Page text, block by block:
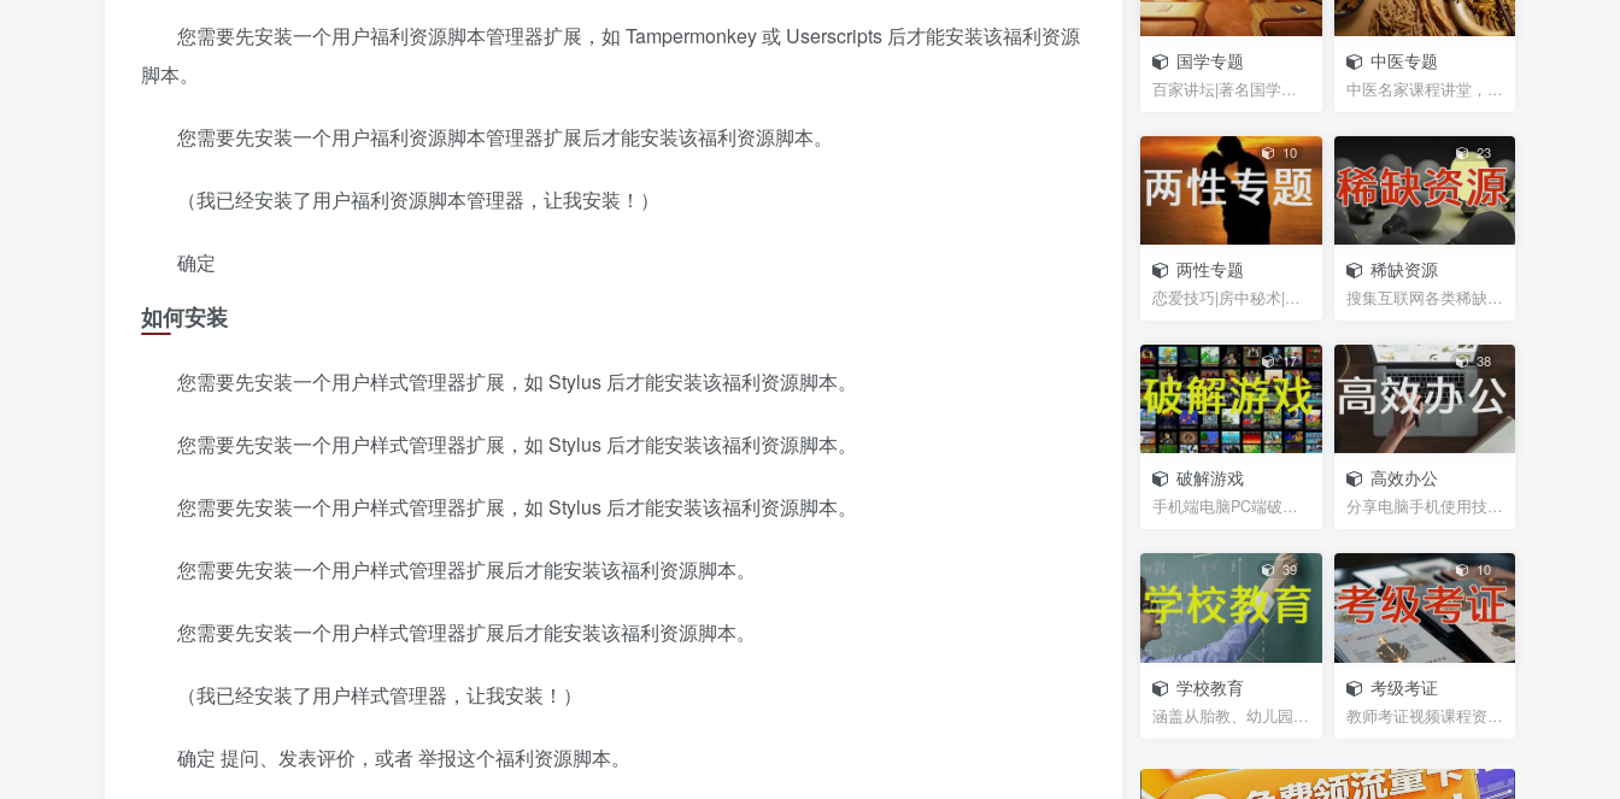
您需要先安装一个用户福利资源脚本管理器扩展，如 Tampermonkey 或 Userscripts 后才能安装该福利资源
脚本。
您需要先安装一个用户福利资源脚本管理器扩展后才能安装该福利资源脚本。
（我已经安装了用户福利资源脚本管理器，让我安装！）
确定
如何安装
您需要先安装一个用户样式管理器扩展，如 Stylus 后才能安装该福利资源脚本。
您需要先安装一个用户样式管理器扩展，如 Stylus 后才能安装该福利资源脚本。
您需要先安装一个用户样式管理器扩展，如 Stylus 后才能安装该福利资源脚本。
您需要先安装一个用户样式管理器扩展后才能安装该福利资源脚本。
您需要先安装一个用户样式管理器扩展后才能安装该福利资源脚本。
（我已经安装了用户样式管理器，让我安装！）
确定 提问、发表评价，或者 举报这个福利资源脚本。
国学专题
百家讲坛|著名国学大师视频课程|易中天曾仕强于丹纪...
中医专题
中医名家课程讲堂，书籍资料等网盘资源分享
10
两性专题
恋爱技巧|房中秘术|聊天话术|脱单救急|男性能力锻炼...
23
稀缺资源
搜集互联网各类稀缺视频、图片、书籍等资源
17
破解游戏
手机端电脑PC端破解游戏，经典游戏
38
高效办公
分享电脑手机使用技巧，及辅助软件插件等小工具，帮...
39
学校教育
涵盖从胎教、幼儿园、学前班、小学、初中、高中、大...
10
考级考证
教师考证视频课程资源，笔试试题，面试攻略等等网盘...
电脑、手机使用心得体会
爽！考试边看答案边做题-搜
狗输入法的另一妙用，适用
统的月前
18.5W+
🔥全网追剧指南：浏览器
+APP+电视三端解锁攻略，
免费资源一网打尽！
11个月前 9360
【制作教程】爽！考试边看
答案边做题-搜狗输入法的另
考试仿切屏系统的
前
2683
printshare破解、
printhand、趣打印高级破解
版，老式USB打印机
6个月前 1887
电视盒子TVBOX-源配置教
用U盘 安装第三方app方法
11个月前 1627
扫描全能王：安装即是至尊
11个月前 670
10 10